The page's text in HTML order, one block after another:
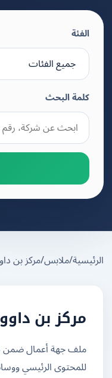
كلمة البحث
/ملابس/مركز بن داوود
مركز بن داوود
ملف جهة أعمال ضمن
للمحتوى الرئيسي ووسائل